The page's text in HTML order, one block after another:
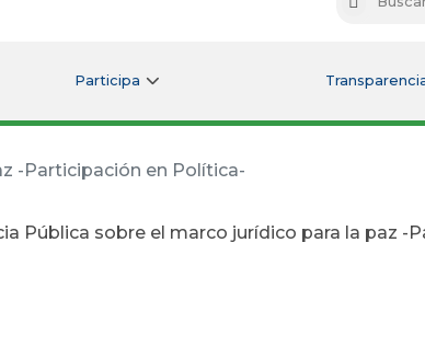
Participa
-Participación en Política-
Pública sobre el marco jurídico para la paz -